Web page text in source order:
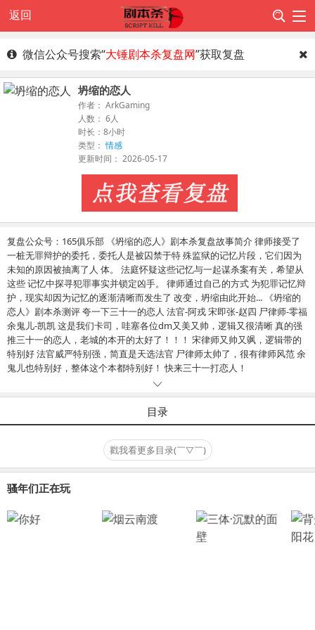
返回
微信公众号搜索“大锤剧本杀复盘网”获取复盘
坍缩的恋人
作者： ArkGaming
人数： 6人
时长：8小时
类型：情感
更新时间： 2026-05-17
复盘公众号：165俱乐部 《坍缩的恋人》剧本杀复盘故事简介 律师接受了
一桩无罪辩护的委托，委托人是被囚禁于特 殊监狱的记忆片段，它们因为
未知的原因被抽离了人 体。 法庭怀疑这些记忆与一起谋杀案有关，希望从
这些 记忆中探寻犯罪事实并锁定凶手。 律师通过自己的方式 为犯罪记忆辩
护，现实却因为记忆的逐渐清晰而发生了 改变，坍缩由此开始... 《坍缩的
恋人》剧本杀测评 夸一下三十一的恋人 法官-阿戎 宋即张-赵四 尸律师-零福
余鬼儿-凯凯 这是我们卡司，哇塞各位dm又美又帅，逻辑又很清晰 真的强
推三十一的恋人，老城的本开的太好了！！！ 宋律师又帅又飒，逻辑带的
特别好 法官威严特别强，简直是天选法官 尸律师太帅了，很有律师风范 余
鬼儿也特别好，整体这个本都特别好！ 快来三十一打恋人！
目录
戳我看更多目录(￣▽￣)
骚年们正在玩